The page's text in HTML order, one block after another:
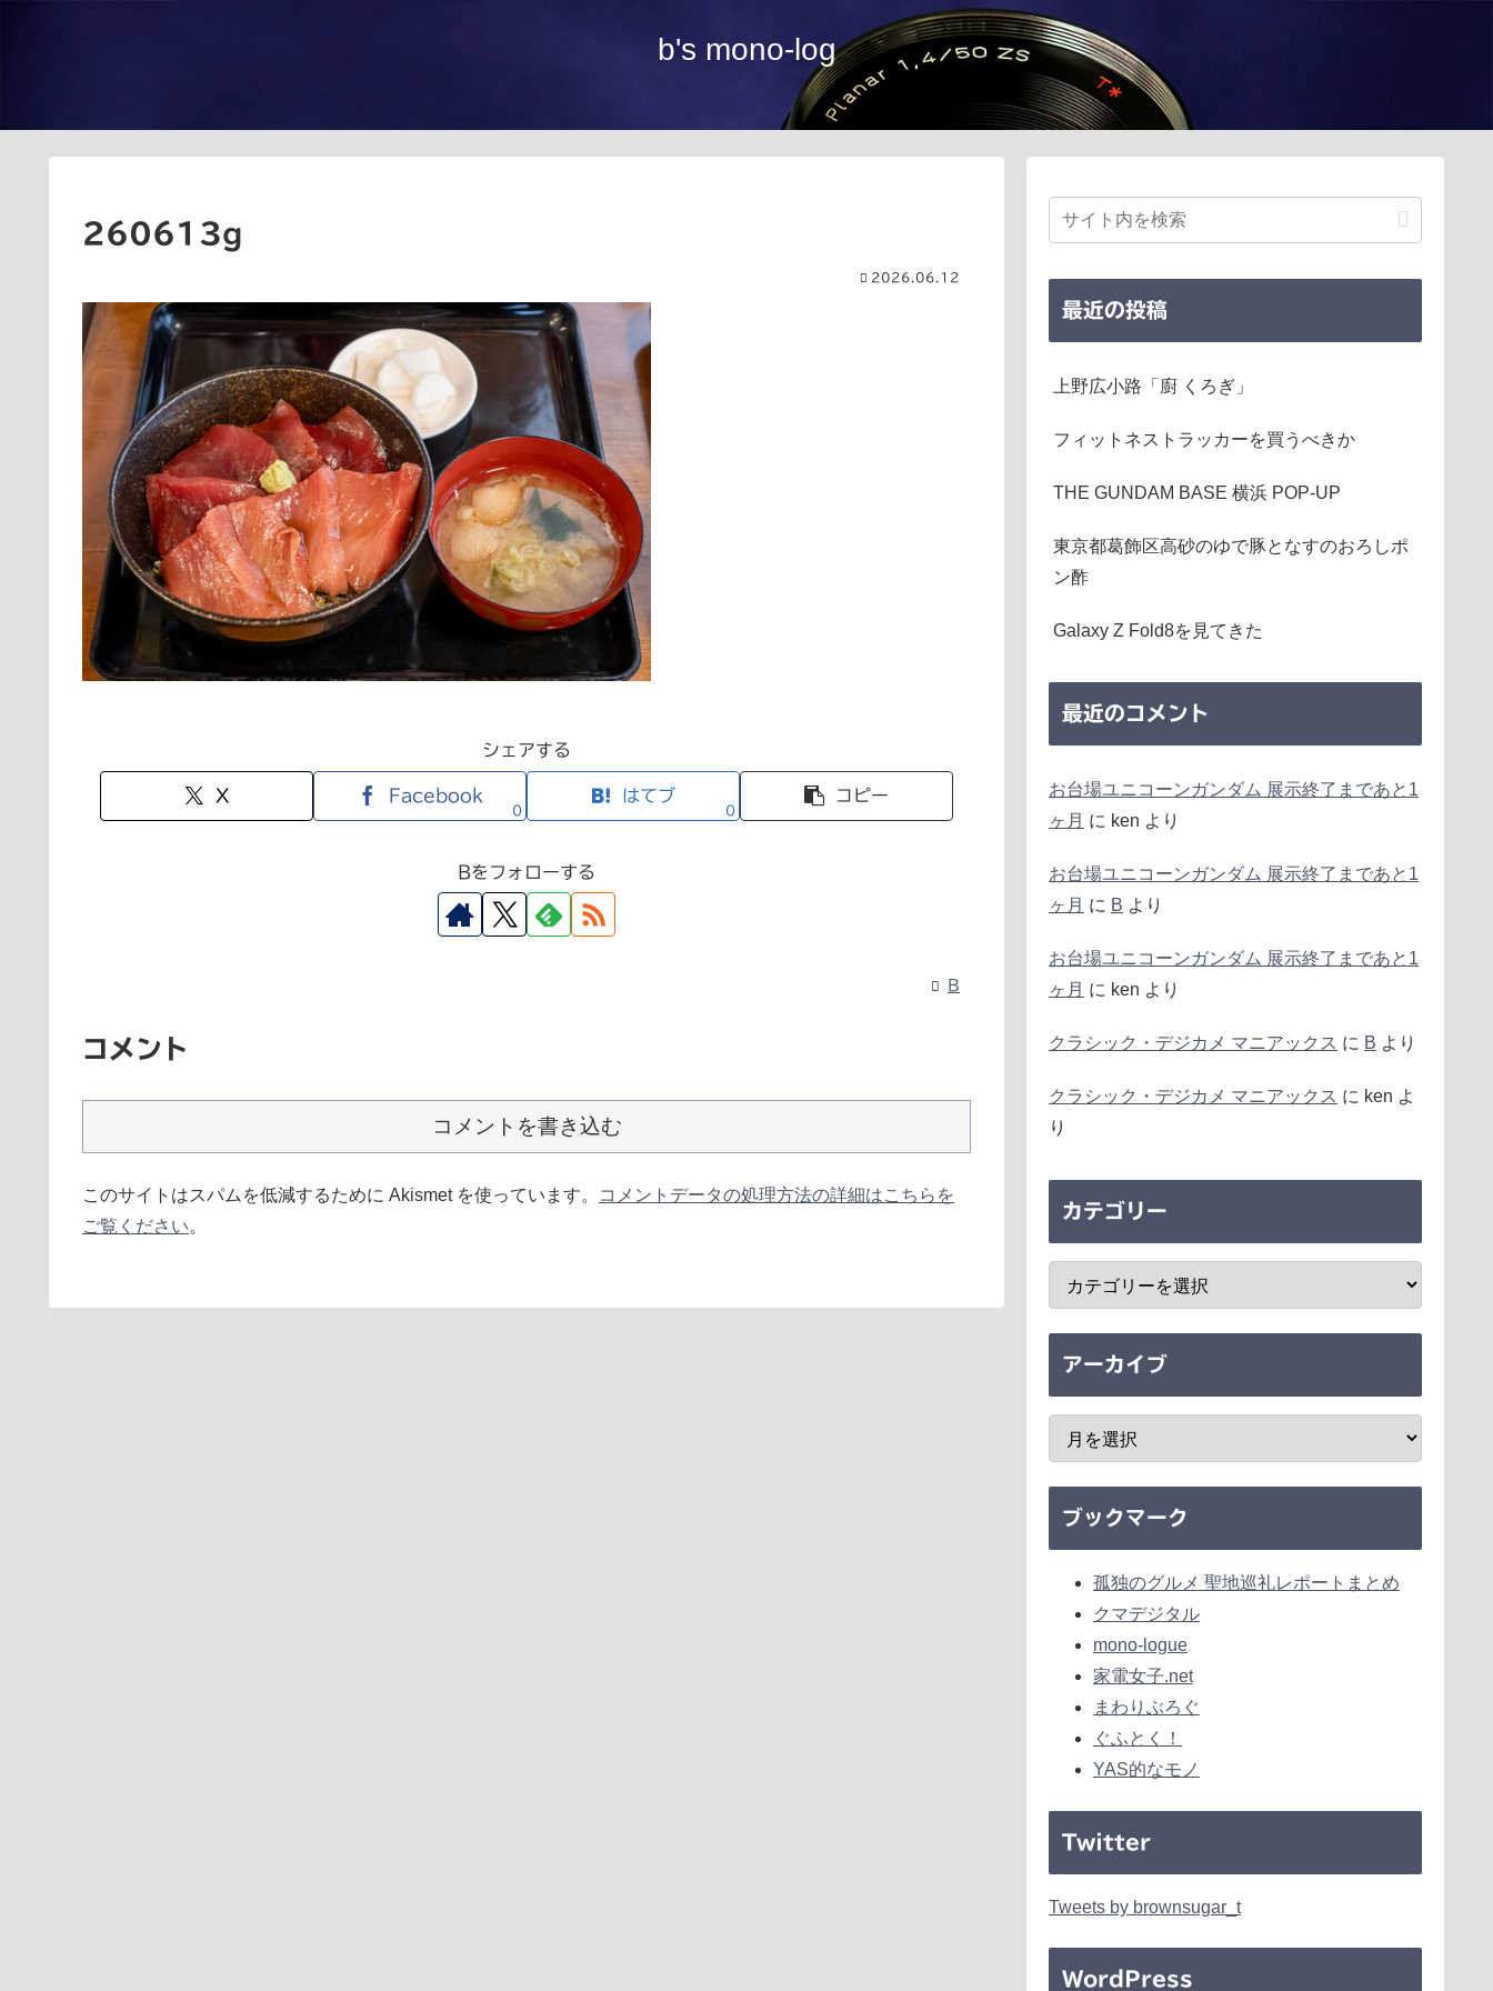
b's mono-log
260613g
2026.06.12
シェアする
X Facebook
0
はてブ
0
コピー
Bをフォローする
B
コメント
コメントを書き込む
このサイトはスパムを低減するために Akismet を使っています。
コメントデータの処理方法の詳細はこちらを
ご覧ください。
最近の投稿
上野広小路「廚 くろぎ」
フィットネストラッカーを買うべきか
THE GUNDAM BASE 横浜 POP-UP
東京都葛飾区高砂のゆで豚となすのおろしポ
ン酢
Galaxy Z Fold8を見てきた
最近のコメント
お台場ユニコーンガンダム 展示終了まであと1
ヶ月 に ken より
お台場ユニコーンガンダム 展示終了まであと1
ヶ月 に B より
お台場ユニコーンガンダム 展示終了まであと1
ヶ月 に ken より
クラシック・デジカメ マニアックス に B より
クラシック・デジカメ マニアックス に ken よ
り
カテゴリー
アーカイブ
ブックマーク
孤独のグルメ 聖地巡礼レポートまとめ
クマデジタル
mono-logue
家電女子.net
まわりぶろぐ
ぐふとく！
YAS的なモノ
Twitter
Tweets by brownsugar_t
WordPress